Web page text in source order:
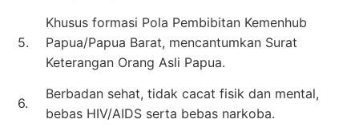
5.
Khusus formasi Pola Pembibitan Kemenhub
Papua/Papua Barat, mencantumkan Surat
Keterangan Orang Asli Papua.
6.
Berbadan sehat, tidak cacat fisik dan mental,
bebas HIV/AIDS serta bebas narkoba.